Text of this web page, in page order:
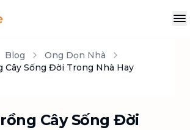
Blog
Ong Dọn Nhà
Cây Sống Đời Trong Nhà Hay
Cây Sống Đời